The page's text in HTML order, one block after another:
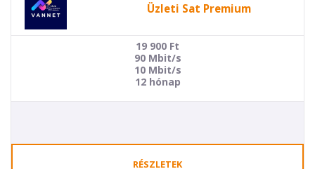
Üzleti Sat Premium
19 900 Ft
90 Mbit/s
10 Mbit/s
12 hónap
RÉSZLETEK